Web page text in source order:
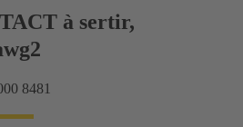
à sertir,
8481